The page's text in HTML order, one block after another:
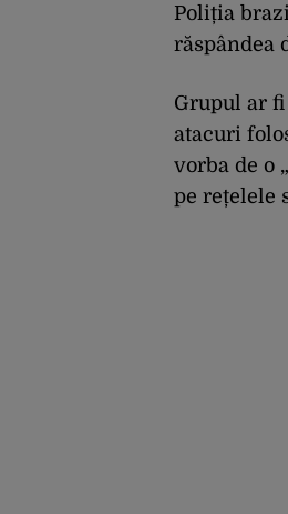
Poliția
răspândea
Grupul ar
atacuri
vorba de o
pe rețelele